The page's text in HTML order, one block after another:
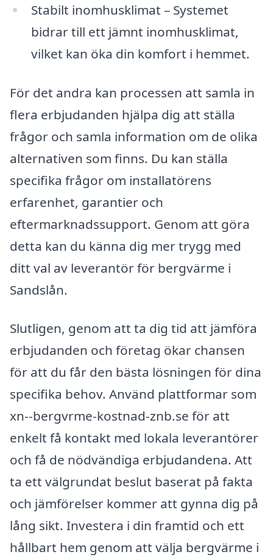
Stabilt inomhusklimat – Systemet
bidrar till ett jämnt inomhusklimat,
vilket kan öka din komfort i hemmet.
För det andra kan processen att samla in
flera erbjudanden hjälpa dig att ställa
frågor och samla information om de olika
alternativen som finns. Du kan ställa
specifika frågor om installatörens
erfarenhet, garantier och
eftermarknadssupport. Genom att göra
detta kan du känna dig mer trygg med
ditt val av leverantör för bergvärme i
Sandslån.
Slutligen, genom att ta dig tid att jämföra
erbjudanden och företag ökar chansen
för att du får den bästa lösningen för dina
specifika behov. Använd plattformar som
xn--bergvrme-kostnad-znb.se för att
enkelt få kontakt med lokala leverantörer
och få de nödvändiga erbjudandena. Att
ta ett välgrundat beslut baserat på fakta
och jämförelser kommer att gynna dig på
lång sikt. Investera i din framtid och ett
hållbart hem genom att välja bergvärme i